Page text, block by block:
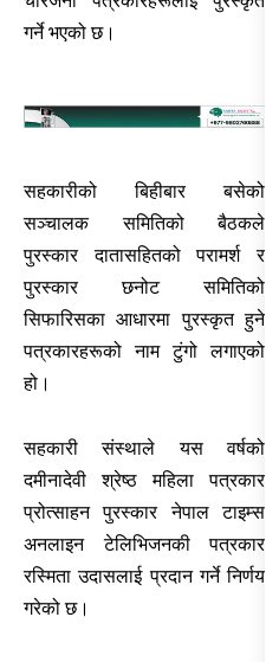
गर्ने भएको छ।
सहकारीको बिहीबार बसेको
सञ्चालक समितिको बैठकले
पुरस्कार दातासहितको परामर्श र
पुरस्कार छनोट समितिको
सिफारिसका आधारमा पुरस्कृत हुने
पत्रकारहरूको नाम टुंगो लगाएको
हो।
सहकारी संस्थाले यस वर्षको
दमीनादेवी श्रेष्ठ महिला पत्रकार
प्रोत्साहन पुरस्कार नेपाल टाइम्स
अनलाइन टेलिभिजनकी पत्रकार
रस्मिता उदासलाई प्रदान गर्ने निर्णय
गरेको छ।